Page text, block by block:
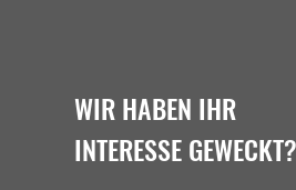
WIR HABEN IHR
INTERESSE GEWECKT?